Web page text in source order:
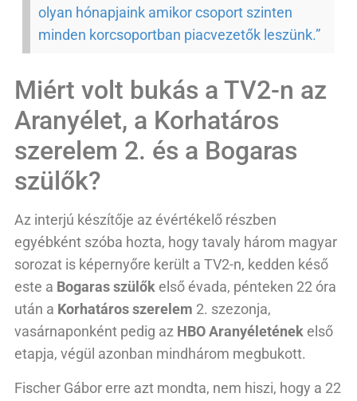
olyan hónapjaink amikor csoport szinten
minden korcsoportban piacvezetők leszünk.”
Miért volt bukás a TV2-n az
Aranyélet, a Korhatáros
szerelem 2. és a Bogaras
szülők?
Az interjú készítője az évértékelő részben
egyébként szóba hozta, hogy tavaly három magyar
sorozat is képernyőre került a TV2-n, kedden késő
este a Bogaras szülők első évada, pénteken 22 óra
után a Korhatáros szerelem 2. szezonja,
vasárnaponként pedig az HBO Aranyéletének első
etapja, végül azonban mindhárom megbukott.
Fischer Gábor erre azt mondta, nem hiszi, hogy a 22